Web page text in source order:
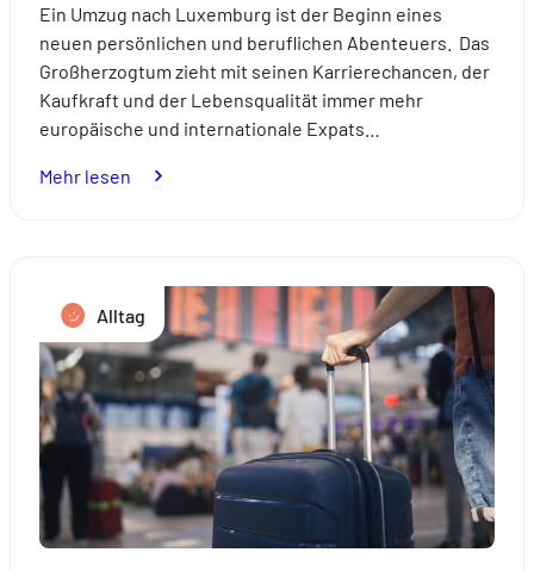
Ein Umzug nach Luxemburg ist der Beginn eines
neuen persönlichen und beruflichen Abenteuers. Das
Großherzogtum zieht mit seinen Karrierechancen, der
Kaufkraft und der Lebensqualität immer mehr
europäische und internationale Expats…
Mehr lesen
Neubeginn
in
Luxemburg
Alltag